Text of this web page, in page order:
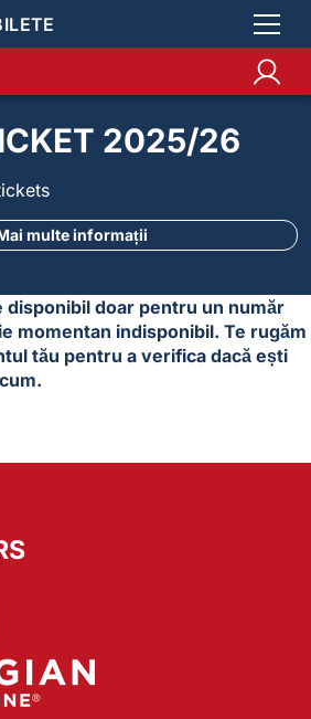
2025/26
multe informații
doar pentru un număr
momentan indisponibil. Te rugăm
tău pentru a verifica dacă ești